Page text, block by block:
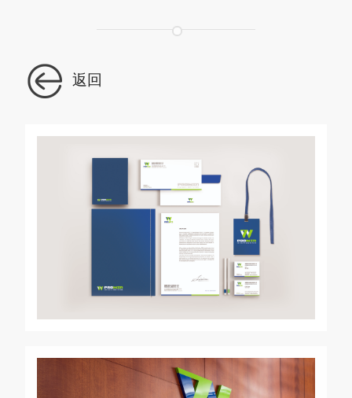
返回